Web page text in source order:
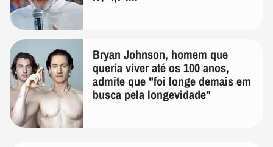
Bryan Johnson, homem que
queria viver até os 100 anos,
admite que "foi longe demais em
busca pela longevidade"